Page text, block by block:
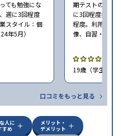
ても勉強にな
週に3回程度
スタイル：個
年5月）
期テストの点数
に3回程度授業
程度。利用した
像、自習・自立
19歳（学生） /
口コミをもっと見る
人に
すめ
メリット・
デメリット